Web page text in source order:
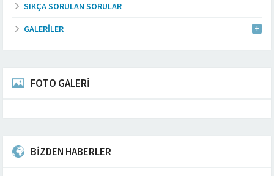
SIKÇA SORULAN SORULAR
GALERILER
FOTO GALERİ
BİZDEN HABERLER